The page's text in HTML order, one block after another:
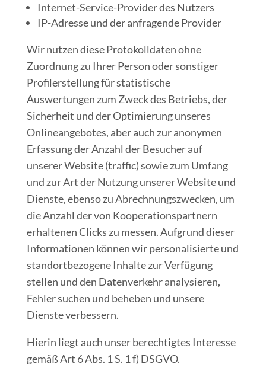
Internet-Service-Provider des Nutzers
IP-Adresse und der anfragende Provider
Wir nutzen diese Protokolldaten ohne
Zuordnung zu Ihrer Person oder sonstiger
Profilerstellung für statistische
Auswertungen zum Zweck des Betriebs, der
Sicherheit und der Optimierung unseres
Onlineangebotes, aber auch zur anonymen
Erfassung der Anzahl der Besucher auf
unserer Website (traffic) sowie zum Umfang
und zur Art der Nutzung unserer Website und
Dienste, ebenso zu Abrechnungszwecken, um
die Anzahl der von Kooperationspartnern
erhaltenen Clicks zu messen. Aufgrund dieser
Informationen können wir personalisierte und
standortbezogene Inhalte zur Verfügung
stellen und den Datenverkehr analysieren,
Fehler suchen und beheben und unsere
Dienste verbessern.
Hierin liegt auch unser berechtigtes Interesse
gemäß Art 6 Abs. 1 S. 1 f) DSGVO.